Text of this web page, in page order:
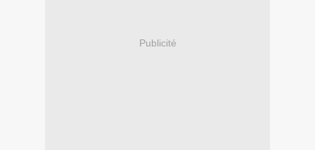
Publicité